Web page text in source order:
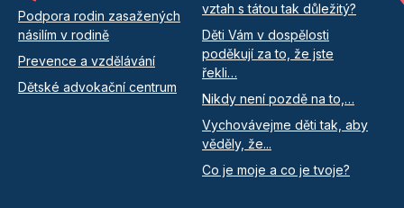
Podpora rodin zasažených
násilím v rodině
Prevence a vzdělávání
Dětské advokační centrum
vztah s tátou tak důležitý?
Děti Vám v dospělosti
poděkují za to, že jste
řekli…
Nikdy není pozdě na to,…
Vychovávejme děti tak, aby
věděly, že...
Co je moje a co je tvoje?